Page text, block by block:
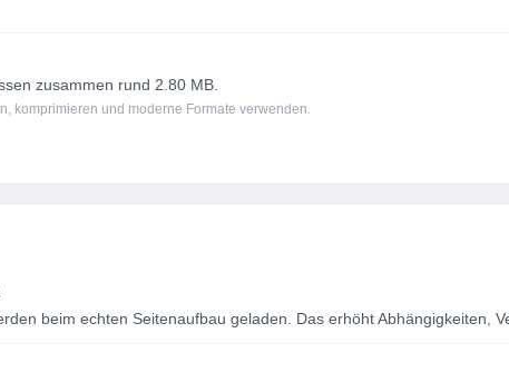
zusammen rund 2.80 MB.
komprimieren und moderne Formate verwenden.
beim echten Seitenaufbau geladen. Das erhöht Abhängigkeiten,